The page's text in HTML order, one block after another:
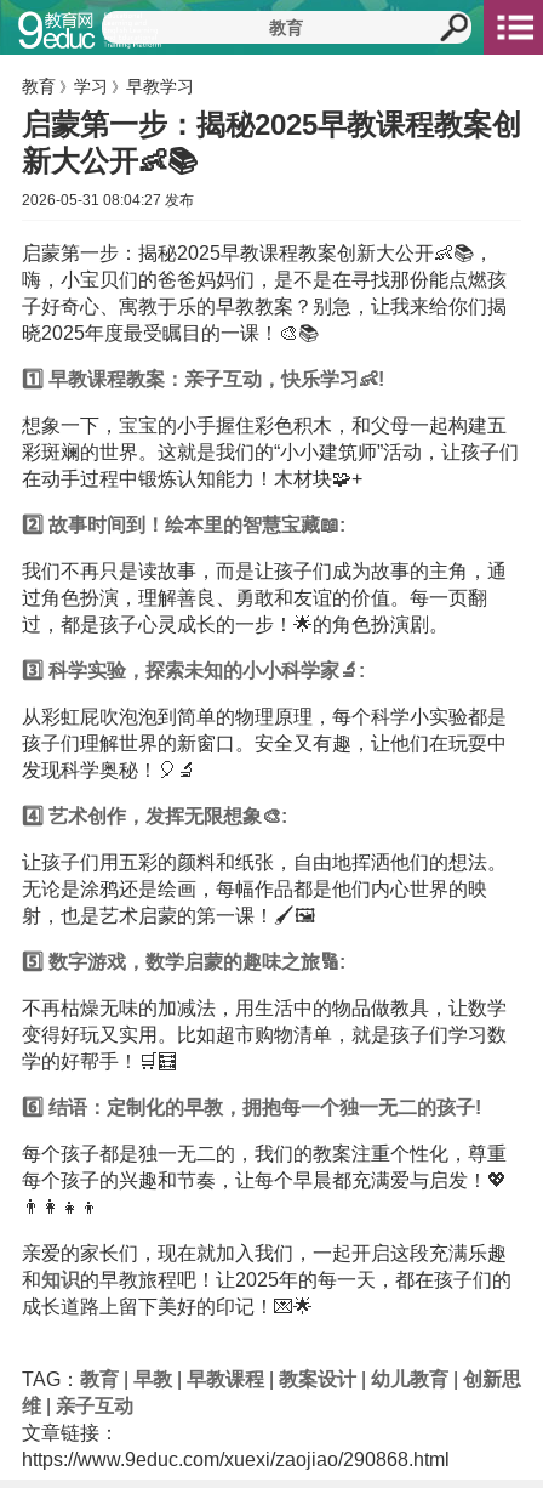
教育 》 学习 》 早教学习
启蒙第一步：揭秘2025早教课程教案创
新大公开👶📚
2026-05-31 08:04:27 发布
启蒙第一步：揭秘2025早教课程教案创新大公开👶📚，
嗨，小宝贝们的爸爸妈妈们，是不是在寻找那份能点燃孩
子好奇心、寓教于乐的早教教案？别急，让我来给你们揭
晓2025年度最受瞩目的一课！🎨📚
1️⃣ 早教课程教案：亲子互动，快乐学习 👶!
想象一下，宝宝的小手握住彩色积木，和父母一起构建五
彩斑斓的世界。这就是我们的“小小建筑师”活动，让孩子们
在动手过程中锻炼认知能力！木材块🧩+
2️⃣ 故事时间到！绘本里的智慧宝藏📖:
我们不再只是读故事，而是让孩子们成为故事的主角，通
过角色扮演，理解善良、勇敢和友谊的价值。每一页翻
过，都是孩子心灵成长的一步！🌟的角色扮演剧。
3️⃣ 科学实验，探索未知的小小科学家🔬:
从彩虹屁吹泡泡到简单的物理原理，每个科学小实验都是
孩子们理解世界的新窗口。安全又有趣，让他们在玩耍中
发现科学奥秘！🎈🔬
4️⃣ 艺术创作，发挥无限想象🎨:
让孩子们用五彩的颜料和纸张，自由地挥洒他们的想法。
无论是涂鸦还是绘画，每幅作品都是他们内心世界的映
射，也是艺术启蒙的第一课！🖌️🖼️
5️⃣ 数字游戏，数学启蒙的趣味之旅🔢:
不再枯燥无味的加减法，用生活中的物品做教具，让数学
变得好玩又实用。比如超市购物清单，就是孩子们学习数
学的好帮手！🛒🧮
6️⃣ 结语：定制化的早教，拥抱每一个独一无二的孩子!
每个孩子都是独一无二的，我们的教案注重个性化，尊重
每个孩子的兴趣和节奏，让每个早晨都充满爱与启发！💖
👨‍👩‍👧‍👦
亲爱的家长们，现在就加入我们，一起开启这段充满乐趣
和知识的早教旅程吧！让2025年的每一天，都在孩子们的
成长道路上留下美好的印记！💌🌟
TAG： 教育| 早教| 早教课程| 教案设计| 幼儿教育| 创新思
维| 亲子互动
文章链接：
https://www.9educ.com/xuexi/zaojiao/290868.html